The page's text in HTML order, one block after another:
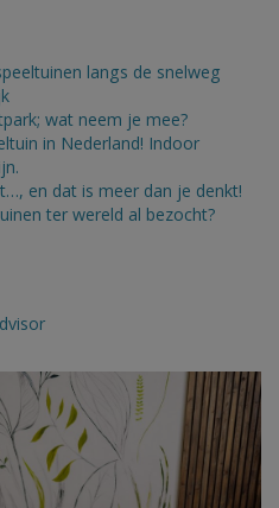
langs de snelweg
wat neem je mee?
in Nederland! Indoor
en dat is meer dan je denkt!
ter wereld al bezocht?